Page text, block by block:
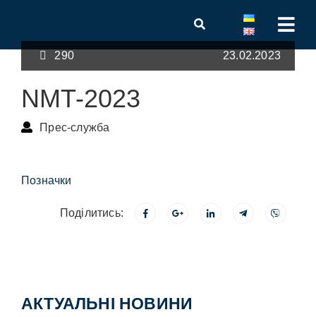
290 23.02.2023
NMT-2023
Прес-служба
Позначки
Поділитись:
АКТУАЛЬНІ НОВИНИ